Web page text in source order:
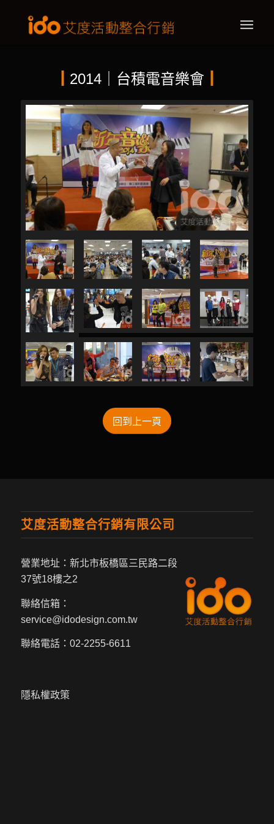
2014｜台積電音樂會
回到上一頁
艾度活動整合行銷有限公司
營業地址：新北市板橋區三民路二段
37號18樓之2
聯絡信箱：
service@idodesign.com.tw
聯絡電話： 02-2255-6611
隱私權政策